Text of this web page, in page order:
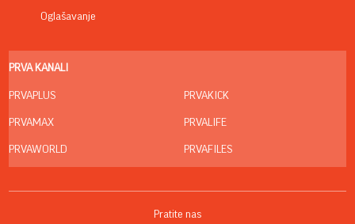
Oglašavanje
PRVA KANALI
PRVAPLUS
PRVAMAX
PRVAWORLD
PRVAKICK
PRVALIFE
PRVAFILES
Pratite nas